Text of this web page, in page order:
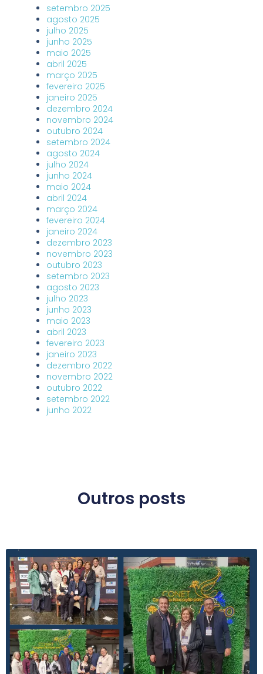
setembro 2025
agosto 2025
julho 2025
junho 2025
maio 2025
abril 2025
março 2025
fevereiro 2025
janeiro 2025
dezembro 2024
novembro 2024
outubro 2024
setembro 2024
agosto 2024
julho 2024
junho 2024
maio 2024
abril 2024
março 2024
fevereiro 2024
janeiro 2024
dezembro 2023
novembro 2023
outubro 2023
setembro 2023
agosto 2023
julho 2023
junho 2023
maio 2023
abril 2023
fevereiro 2023
janeiro 2023
dezembro 2022
novembro 2022
outubro 2022
setembro 2022
junho 2022
Outros posts